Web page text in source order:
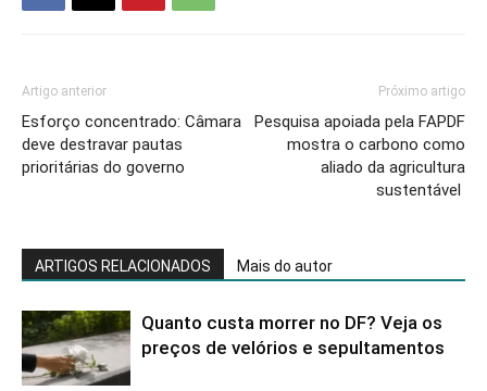
Artigo anterior
Esforço concentrado: Câmara
deve destravar pautas
prioritárias do governo
Próximo artigo
Pesquisa apoiada pela FAPDF
mostra o carbono como
aliado da agricultura
sustentável
ARTIGOS RELACIONADOS Mais do autor
Quanto custa morrer no DF? Veja os
preços de velórios e sepultamentos